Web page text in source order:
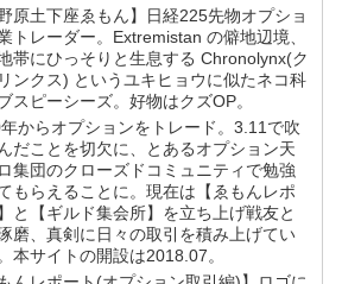
野原土下座ゑもん】日経225先物オプショ
トレーダー。Extremistan の僻地辺境、
帯にひっそりと生息する Chronolynx(ク
ンクス) というユキヒョウに似たネコ科
スピーシーズ。好物はクズOP。
からオプションをトレード。3.11で吹
だことを切欠に、とあるオプション天
集団のクローズドコミュニティで勉強
もらえることに。現在は【ゑもんレポ
と【ギルド集会所】を立ち上げ戦友と
磨、真剣に日々の取引を積み上げてい
本サイトの開設は2018.07。